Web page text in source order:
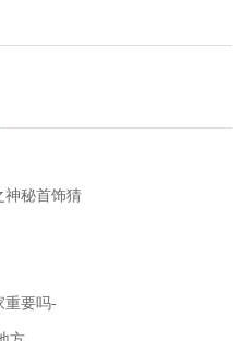
神秘首饰猜
重要吗-